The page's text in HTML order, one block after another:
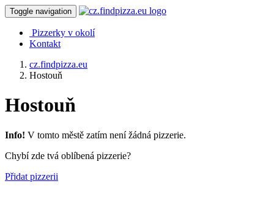
Toggle navigation
Pizzerky v okolí
Kontakt
cz.findpizza.eu
Hostouň
Hostouň
Info! V tomto městě zatím není žádná pizzerie.
Chybí zde tvá oblíbená pizzerie?
Přidat pizzerii